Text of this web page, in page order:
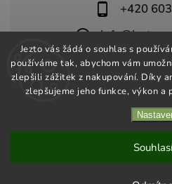
Jezto vás žádá o souhlas s
používáme tak, abychom vám
zlepšili zážitek z nakupování. Díky
zlepšujeme jeho funkce, výkon a
+420
Shoptet|